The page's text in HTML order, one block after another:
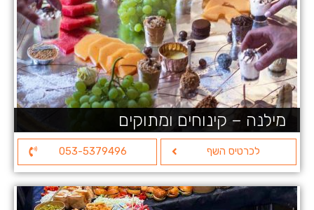
מילנה – קינוחים ומתוקים
לכרטיס השף 053-5379496